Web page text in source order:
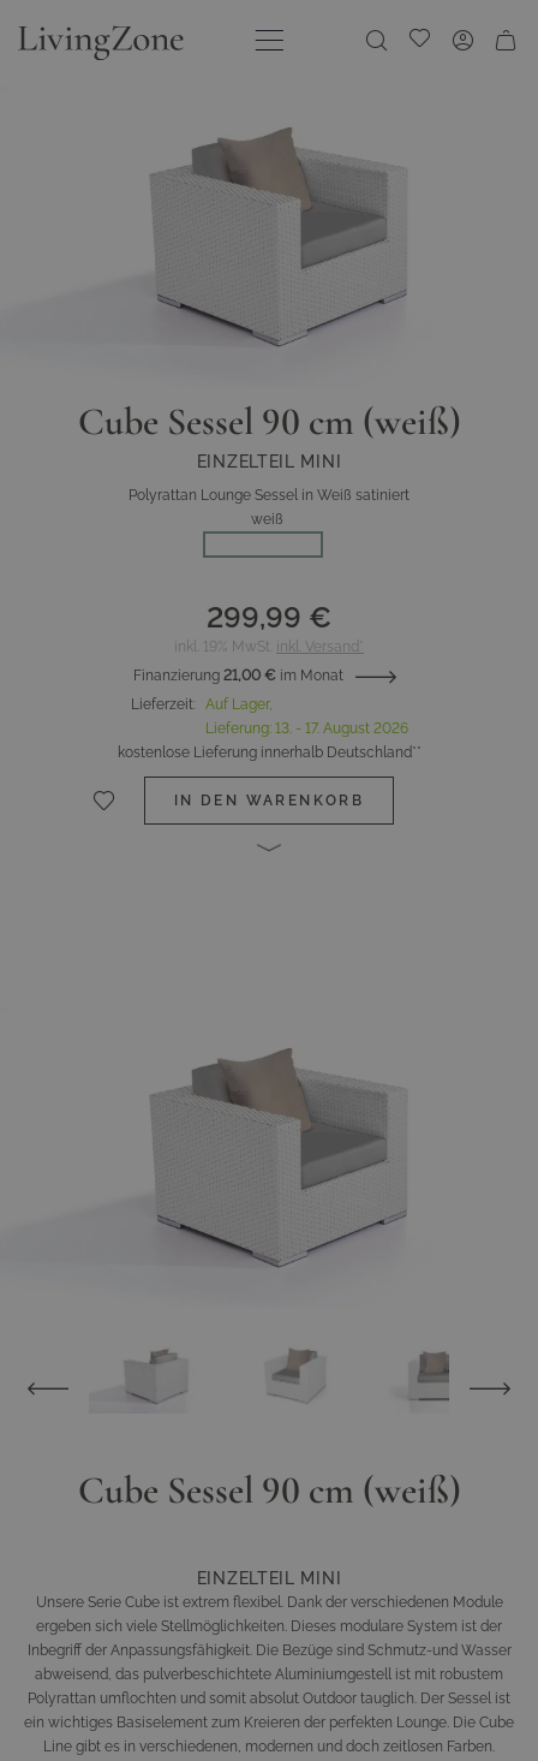
Meine Wunschliste
Cube Sessel 90 cm (weiß)
EINZELTEIL MINI
Polyrattan Lounge Sessel in Weiß satiniert
weiß
299,99 €
inkl. 19% MwSt. inkl. Versand*
Finanzierung 21,00 € im Monat
Lieferzeit:
Auf Lager,
Lieferung: 13. - 17. August 2026
kostenlose Lieferung innerhalb Deutschland**
IN DEN WARENKORB
Cube Sessel 90 cm (weiß)
EINZELTEIL MINI
Unsere Serie Cube ist extrem flexibel. Dank der verschiedenen Module
ergeben sich viele Stellmöglichkeiten. Dieses modulare System ist der
Inbegriff der Anpassungsfähigkeit. Die Bezüge sind Schmutz-und Wasser
abweisend, das pulverbeschichtete Aluminiumgestell ist mit robustem
Polyrattan umflochten und somit absolut Outdoor tauglich. Der Sessel ist
ein wichtiges Basiselement zum Kreieren der perfekten Lounge. Die Cube
Line gibt es in verschiedenen, modernen und doch zeitlosen Farben.